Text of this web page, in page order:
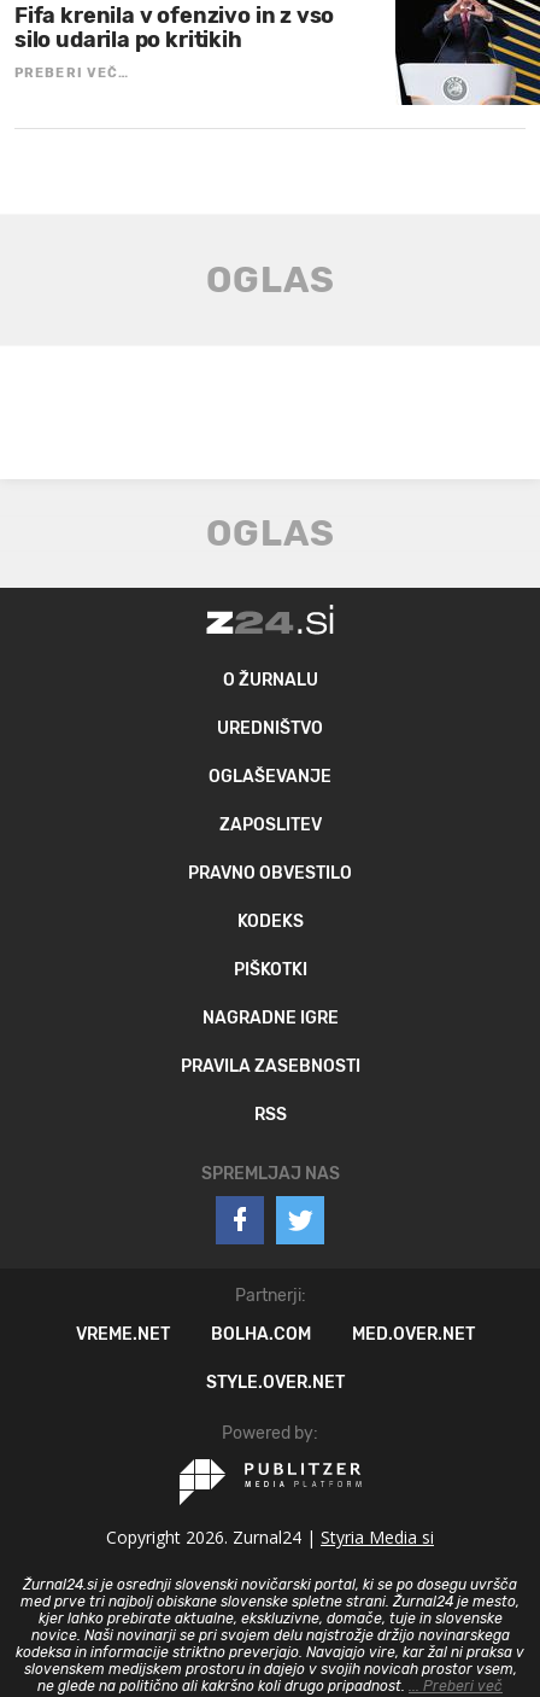
Fifa krenila v ofenzivo in z vso
silo udarila po kritikih
PREBERI VEČ…
O ŽURNALU
UREDNIŠTVO
OGLAŠEVANJE
ZAPOSLITEV
PRAVNO OBVESTILO
KODEKS
PIŠKOTKI
NAGRADNE IGRE
PRAVILA ZASEBNOSTI
RSS
SPREMLJAJ NAS
Partnerji:
VREME.NET
BOLHA.COM MED.OVER.NET
STYLE.OVER.NET
Powered by:
Copyright 2026. Zurnal24 | Styria Media si
Žurnal24.si je osrednji slovenski novičarski portal, ki se po dosegu uvršča
med prve tri najbolj obiskane slovenske spletne strani. Žurnal24 je mesto,
kjer lahko prebirate aktualne, ekskluzivne, domače, tuje in slovenske
novice. Naši novinarji se pri svojem delu najstrožje držijo novinarskega
kodeksa in informacije striktno preverjajo. Navajajo vire, kar žal ni praksa v
slovenskem medijskem prostoru in dajejo v svojih novicah prostor vsem,
ne glede na politično ali kakršno koli drugo pripadnost.
... Preberi več